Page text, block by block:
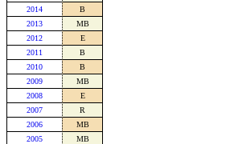
2014
B
2013
MB
2012
E
2011
B
2010
B
2009
MB
2008
E
2007
R
2006
MB
2005
MB